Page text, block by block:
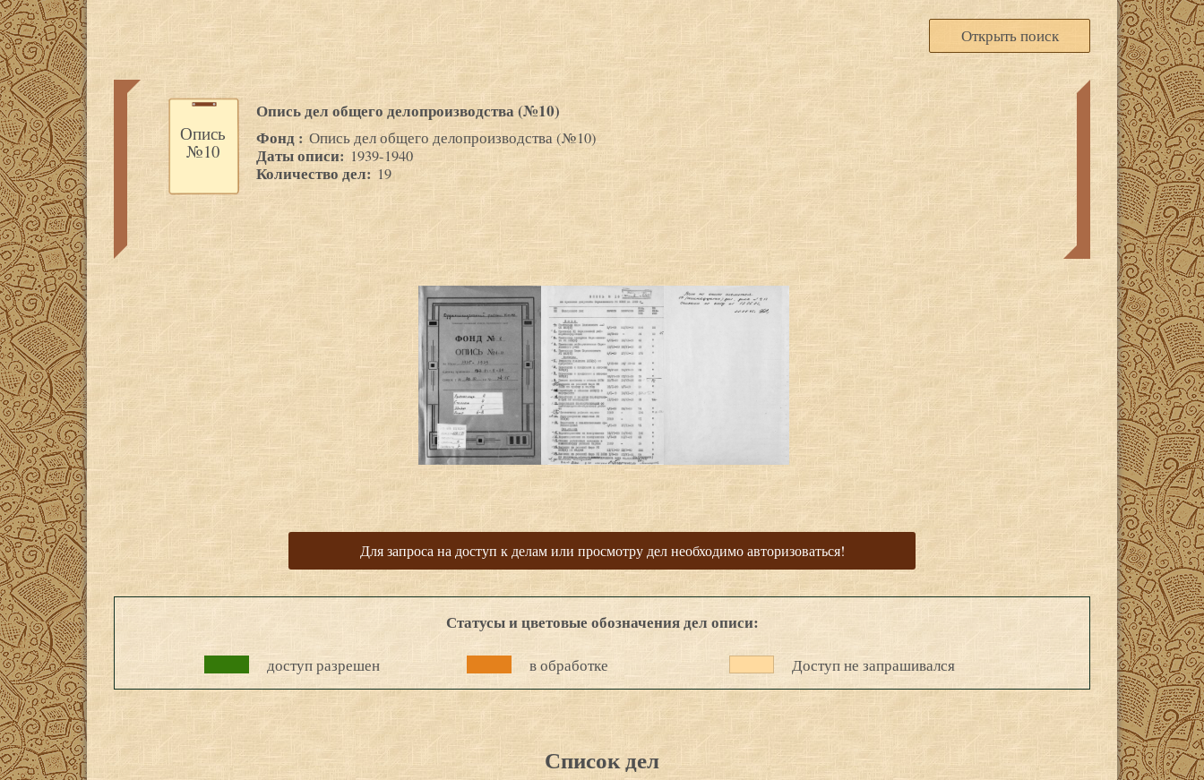
Открыть поиск
Опись
№10
Опись дел общего делопроизводства (№10)
Фонд : Опись дел общего делопроизводства (№10)
Даты описи: 1939-1940
Количество дел: 19
Для запроса на доступ к делам или просмотру дел необходимо авторизоваться!
Статусы и цветовые обозначения дел описи:
доступ разрешен в обработке Доступ не запрашивался
Список дел